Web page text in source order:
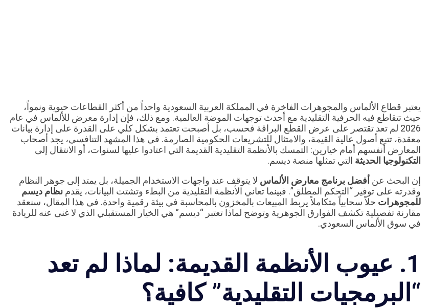
يعتبر قطاع الألماس والمجوهرات الفاخرة في المملكة العربية السعودية واحداً من أكثر القطاعات حيوية ونمواً،
حيث تتقاطع فيه الحرفية التقليدية مع أحدث توجهات الموضة العالمية. ومع ذلك، فإن إدارة معرض للألماس في عام
2026 لم تعد تقتصر على عرض القطع البراقة فحسب، بل أصبحت تعتمد بشكل كلي على القدرة على إدارة بيانات
معقدة، تتبع أصول عالية القيمة، والامتثال للتشريعات الحكومية الصارمة. في هذا المشهد التنافسي، يجد أصحاب
المعارض أنفسهم أمام خيارين: التمسك بالأنظمة التقليدية القديمة التي اعتادوا عليها لسنوات، أو الانتقال إلى
التكنولوجيا الحديثة التي تمثلها منصة ديسم.
إن البحث عن أفضل برنامج معارض الألماس لا يتوقف عند واجهات الاستخدام الجميلة، بل يمتد إلى جوهر النظام
وقدرته على توفير “التحكم المطلق”. فبينما تعاني الأنظمة التقليدية من البطء وتشتت البيانات، يقدم نظام ديسم
للمجوهرات حلاً سحابياً متكاملاً يربط المبيعات بالمخزون بالمحاسبة في بيئة رقمية واحدة. في هذا المقال، سنعقد
مقارنة تفصيلية تكشف الفوارق الجوهرية وتوضح لماذا تعتبر “ديسم” هي الخيار المستقبلي الذي لا غنى عنه للريادة
في سوق الألماس السعودي.
1. عيوب الأنظمة القديمة: لماذا لم تعد
“البرمجيات التقليدية” كافية؟